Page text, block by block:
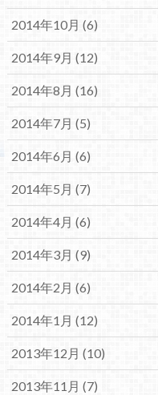
2014年10月 (6)
2014年9月 (12)
2014年8月 (16)
2014年7月 (5)
2014年6月 (6)
2014年5月 (7)
2014年4月 (6)
2014年3月 (9)
2014年2月 (6)
2014年1月 (12)
2013年12月 (10)
2013年11月 (7)